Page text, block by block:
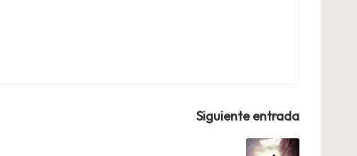
Siguiente entrada